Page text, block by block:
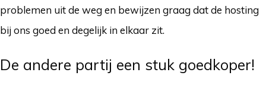
problemen uit de weg en bewijzen graag dat de hosting
bij ons goed en degelijk in elkaar zit.
De andere partij een stuk goedkoper!